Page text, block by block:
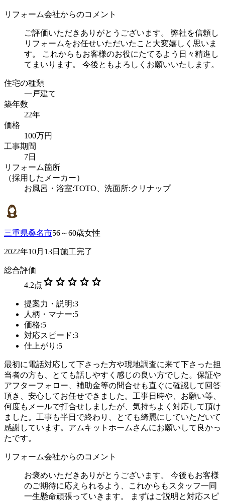
リフォーム会社からのコメント
ご評価いただきありがとうございます。 弊社を信頼し
リフォームをお任せいただいたこと大変嬉しく思いま
す。 これからもお客様のお役にたてるよう日々精進し
てまいります。 今後ともよろしくお願いいたします。
住宅の種類
一戸建て
築年数
22年
価格
100万円
工事期間
7日
リフォーム箇所
（採用したメーカー）
お風呂・浴室:TOTO、洗面所:クリナップ
三重県桑名市56～60歳女性
2022年10月13日施工完了
総合評価
4.2点 star star star star star
提案力・説明:3
人柄・マナー:5
価格:5
対応スピード:3
仕上がり:5
最初に電話対応して下さった方や現地調査に来て下さった担
当者の方も、とても話しやすく感じの良い方でした。保証や
アフターフォロー、補助金等の問合せも直ぐに確認して回答
頂き、安心してお任せできました。工事日時や、お願い等、
何度もメールで打合せしましたが、気持ちよく対応して頂け
ました。工事も半日で終わり、とても綺麗にしていただいて
感謝しています。アムキットホームさんにお願いして良かっ
たです。
リフォーム会社からのコメント
お褒めいただきありがとうございます。 今後もお客様
のご期待に応えられるよう、これからもスタッフ一同
一生懸命頑張っていきます。 まずはご説明と対応スピ